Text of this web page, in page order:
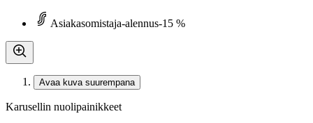
Asiakasomistaja-alennus-15 %
Avaa kuva suurempana
Karusellin nuolipainikkeet